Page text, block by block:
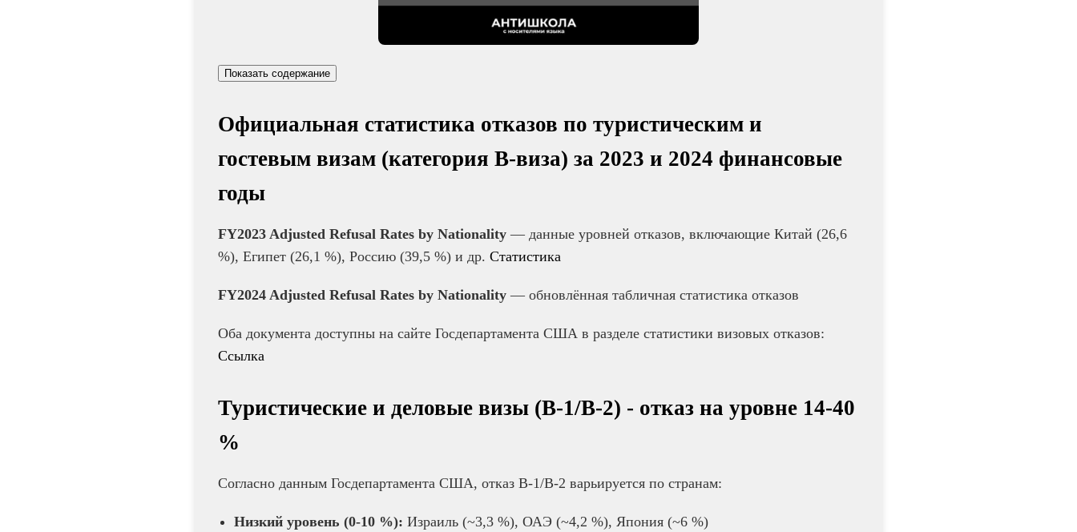
Показать содержание
Официальная статистика отказов по туристическим и
гостевым визам (категория B-виза) за 2023 и 2024 финансовые
годы
FY2023 Adjusted Refusal Rates by Nationality — данные уровней отказов, включающие Китай (26,6
%), Египет (26,1 %), Россию (39,5 %) и др. Статистика
FY2024 Adjusted Refusal Rates by Nationality — обновлённая табличная статистика отказов
Оба документа доступны на сайте Госдепартамента США в разделе статистики визовых отказов:
Ссылка
Туристические и деловые визы (B-1/B-2) - отказ на уровне 14-40
%
Согласно данным Госдепартамента США, отказ B-1/B-2 варьируется по странам:
Низкий уровень (0-10 %): Израиль (~3,3 %), ОАЭ (~4,2 %), Япония (~6 %)